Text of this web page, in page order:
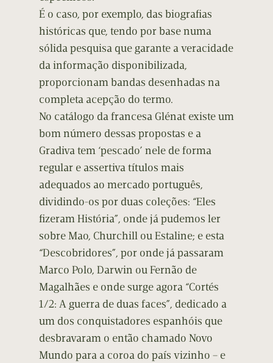
É o caso, por exemplo, das biografias
históricas que, tendo por base numa
sólida pesquisa que garante a veracidade
da informação disponibilizada,
proporcionam bandas desenhadas na
completa acepção do termo.
No catálogo da francesa Glénat existe um
bom número dessas propostas e a
Gradiva tem ‘pescado’ nele de forma
regular e assertiva títulos mais
adequados ao mercado português,
dividindo-os por duas coleções: “Eles
fizeram História”, onde já pudemos ler
sobre Mao, Churchill ou Estaline; e esta
“Descobridores”, por onde já passaram
Marco Polo, Darwin ou Fernão de
Magalhães e onde surge agora “Cortés
1/2: A guerra de duas faces”, dedicado a
um dos conquistadores espanhóis que
desbravaram o então chamado Novo
Mundo para a coroa do país vizinho – e